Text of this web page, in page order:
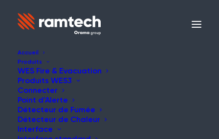
Accueil
Produits
WES Fire & Evacuation
Produits WES3
Connecter
Point d’Alerte
Détecteur de Fumée
Détecteur de Chaleur
Interface
INDUSTRIES
Construction à